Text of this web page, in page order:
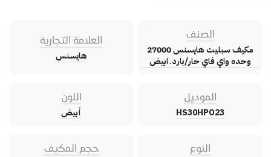
الصنف
مكيف سبليت هايسنس 27000
وحده واي فاي حار/بارد ـ ابيض
العلامة التجارية
هايسنس
الموديل
HS30HPO23
اللون
أبيض
النوع حجم المكيف